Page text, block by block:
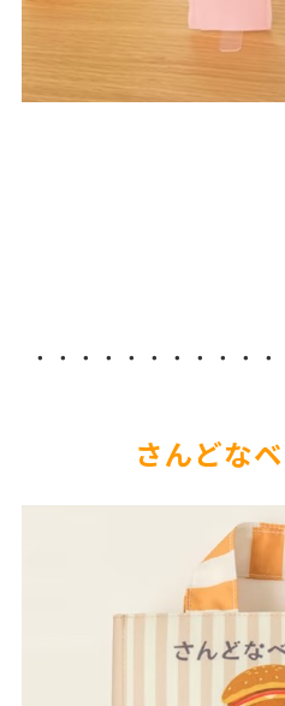
・・・・・・・・・・
さんどな